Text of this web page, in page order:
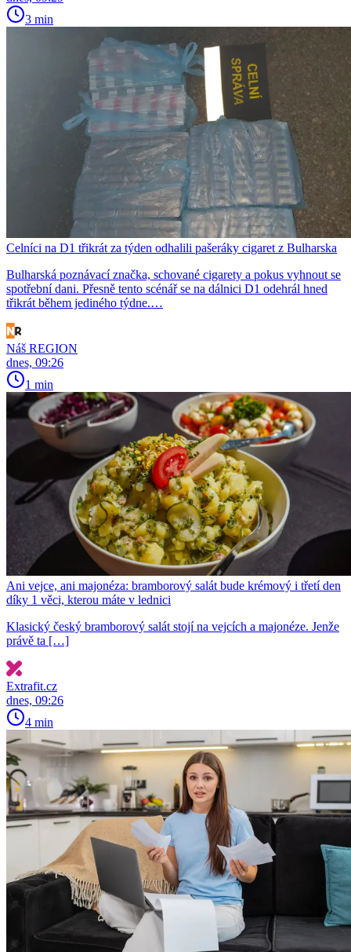
3 min
Celníci na D1 třikrát za týden odhalili pašeráky cigaret z Bulharska
Bulharská poznávací značka, schované cigarety a pokus vyhnout se
spotřební dani. Přesně tento scénář se na dálnici D1 odehrál hned
třikrát během jediného týdne.…
Náš REGION
dnes, 09:26
1 min
Ani vejce, ani majonéza: bramborový salát bude krémový i třetí den
díky 1 věci, kterou máte v lednici
Klasický český bramborový salát stojí na vejcích a majonéze. Jenže
právě ta […]
Extrafit.cz
dnes, 09:26
4 min